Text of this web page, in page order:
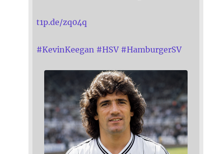
t1p.de/zq04q
#KevinKeegan #HSV #HamburgerSV